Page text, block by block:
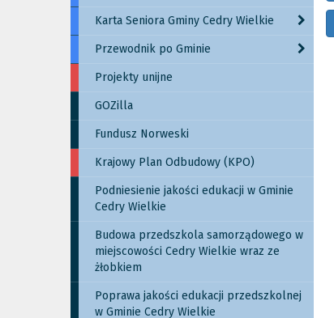
Karta Seniora Gminy Cedry Wielkie
Przewodnik po Gminie
Projekty unijne
GOZilla
Fundusz Norweski
Krajowy Plan Odbudowy (KPO)
Podniesienie jakości edukacji w Gminie
Cedry Wielkie
Budowa przedszkola samorządowego w
miejscowości Cedry Wielkie wraz ze
żłobkiem
Poprawa jakości edukacji przedszkolnej
w Gminie Cedry Wielkie